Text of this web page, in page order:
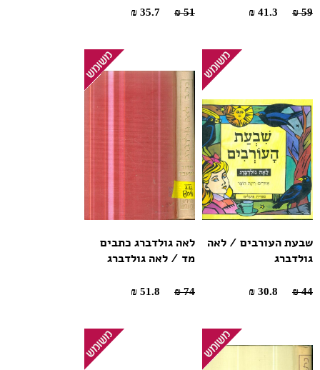
59 ₪
51 ₪
שבעת העורבים / לאה
גולדברג
44 ₪
לאה גולדברג כתבים
מד / לאה גולדברג
74 ₪